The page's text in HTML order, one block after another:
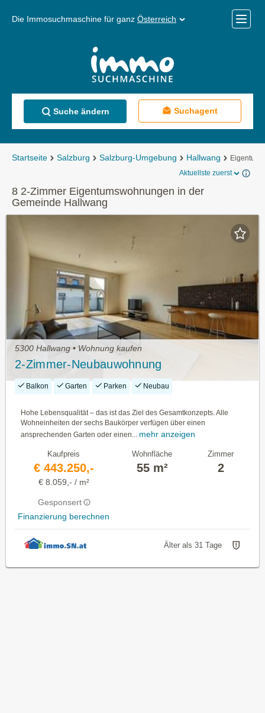
Die Immosuchmaschine für ganz Österreich
Menü
Suche ändern Suchagent
Startseite Salzburg Salzburg-Umgebung Hallwang
Aktuellste zuerst
8 2-Zimmer Eigentumswohnungen in der
Gemeinde Hallwang
5300 Hallwang • Wohnung kaufen
2-Zimmer-Neubauwohnung
Balkon Garten Parken Neubau
Hohe Lebensqualität – das ist das Ziel des Gesamtkonzepts. Alle
Wohneinheiten der sechs Baukörper verfügen über einen
ansprechenden Garten oder einen...
mehr anzeigen
Kaufpreis
€ 443.250,-
€ 8.059,- / m²
Gesponsert
Finanzierung berechnen
Wohnfläche
55 m²
Zimmer
2
Älter als 31 Tage